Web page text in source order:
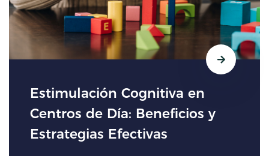
Estimulación Cognitiva en
Centros de Día: Beneficios y
Estrategias Efectivas